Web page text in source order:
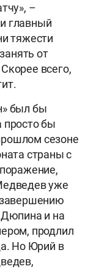
–
главный
тяжести
от
всего,
был бы
просто бы
сезоне
страны с
уже
Дюпина и на
продлил
Но Юрий в